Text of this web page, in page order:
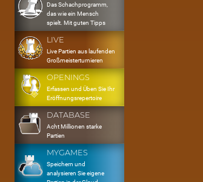
Das Schachprogramm,
das wie ein Mensch
spielt. Mit guten Tipps
LIVE
Live Partien aus laufenden
Großmeisterturnieren
OPENINGS
Erfassen und Üben Sie Ihr
Eröffnungsrepertoire
DATABASE
Acht Millionen starke
Partien
MYGAMES
Speichern und
analysieren Sie eigene